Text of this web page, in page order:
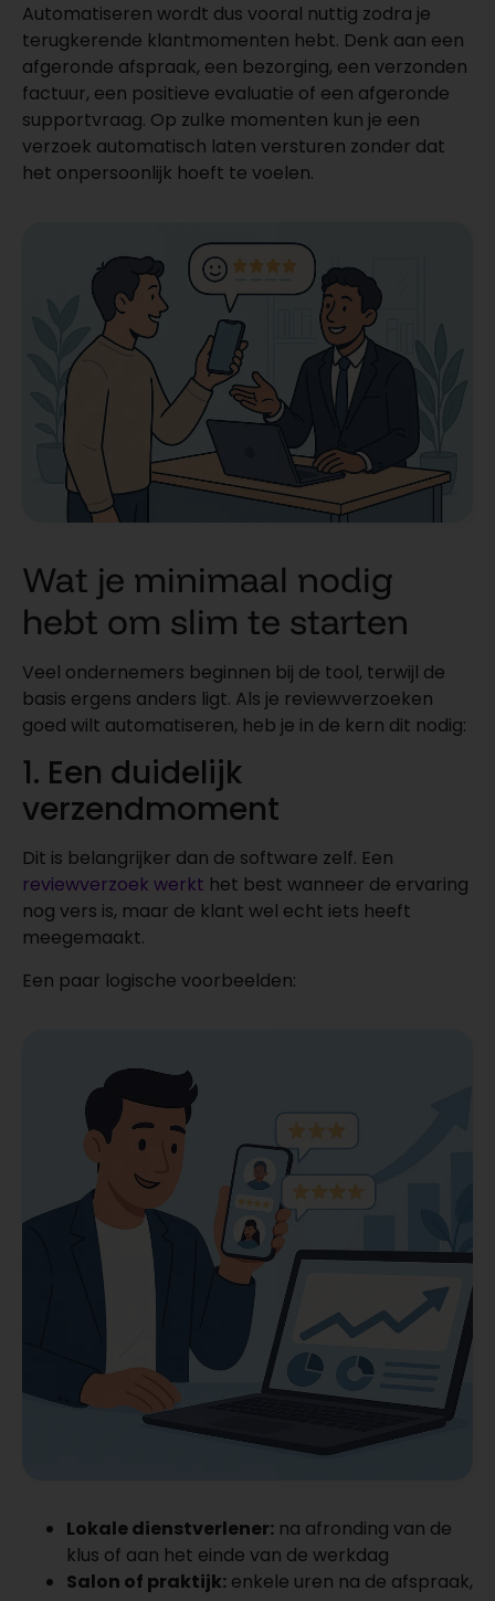
Automatiseren wordt dus vooral nuttig zodra je
terugkerende klantmomenten hebt. Denk aan een
afgeronde afspraak, een bezorging, een verzonden
factuur, een positieve evaluatie of een afgeronde
supportvraag. Op zulke momenten kun je een
verzoek automatisch laten versturen zonder dat
het onpersoonlijk hoeft te voelen.
Wat je minimaal nodig
hebt om slim te starten
Veel ondernemers beginnen bij de tool, terwijl de
basis ergens anders ligt. Als je reviewverzoeken
goed wilt automatiseren, heb je in de kern dit nodig:
1. Een duidelijk
verzendmoment
Dit is belangrijker dan de software zelf. Een
reviewverzoek werkt het best wanneer de ervaring
nog vers is, maar de klant wel echt iets heeft
meegemaakt.
Een paar logische voorbeelden:
Lokale dienstverlener: na afronding van de
klus of aan het einde van de werkdag
Salon of praktijk: enkele uren na de afspraak,